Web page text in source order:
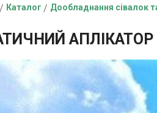
/ Каталог / Дообладнання сівалок
АПЛІКАТОР